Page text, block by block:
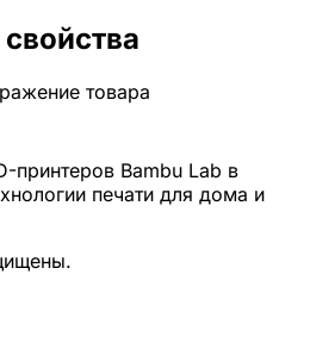
принтеров Bambu Lab в
печати для дома и